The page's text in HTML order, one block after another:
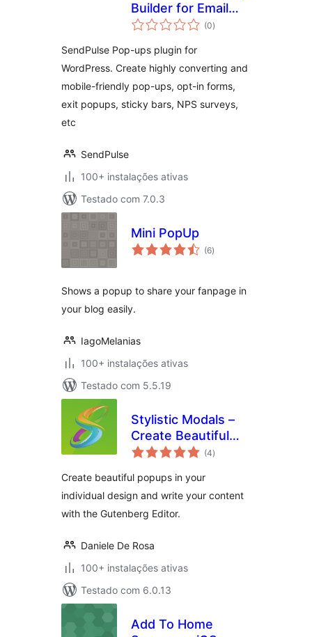
Builder for Email
Optins, Lead
Bars and Videos
(0avaliações
totais
)
SendPulse Pop-ups plugin for
WordPress. Create highly converting and
mobile-friendly pop-ups, opt-in forms,
exit popups, sticky bars, NPS surveys,
etc
SendPulse
100+ instalações ativas
Testado com 7.0.3
Mini PopUp
(6avaliações
totais
)
Shows a popup to share your fanpage in
your blog easily.
IagoMelanias
100+ instalações ativas
Testado com 5.5.19
Stylistic Modals –
Create Beautiful
Popups with the
(4avaliações
totais
)
Create beautiful popups in your
individual design and write your content
with the Gutenberg Editor.
Daniele De Rosa
100+ instalações ativas
Testado com 6.0.13
Add To Home